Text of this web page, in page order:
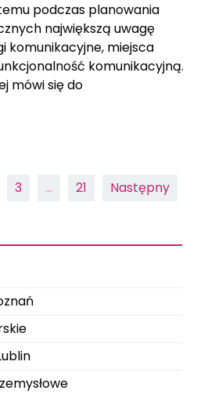
podczas planowania
największą uwagę
komunikacyjne, miejsca
komunikacyjną.
mówi się do
3 … 21 Następny